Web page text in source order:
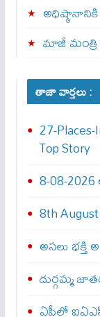
అధిష్ఠానానికి
మాజీ మంత్రి
తాజా వార్తలు :
27-
Top Story
8-08-
8th
అసలు
దుర్గమ్మ
ఏపీలో